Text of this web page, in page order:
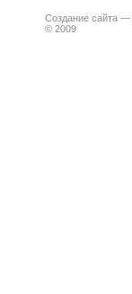
Создание сайта —
© 2009